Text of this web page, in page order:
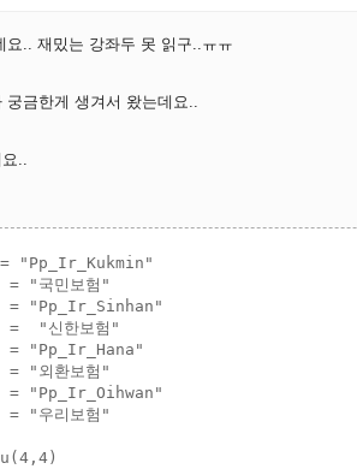
요.. 재밌는 강좌두 못 읽구..ㅠㅠ
궁금한게 생겨서 왔는데요..
..
"Pp_Ir_Kukmin"
= "국민보험"
= "Pp_Ir_Sinhan"
=  "신한보험"
= "Pp_Ir_Hana"
= "외환보험"
= "Pp_Ir_Oihwan"
= "우리보험"